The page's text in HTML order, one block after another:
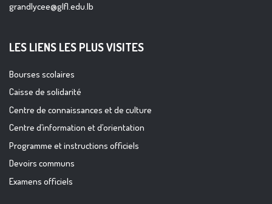
grandlycee@glfl.edu.lb
LES LIENS LES PLUS VISITES
Bourses scolaires
Caisse de solidarité
Centre de connaissances et de culture
Centre d’information et d’orientation
Programme et instructions officiels
Devoirs communs
Examens officiels